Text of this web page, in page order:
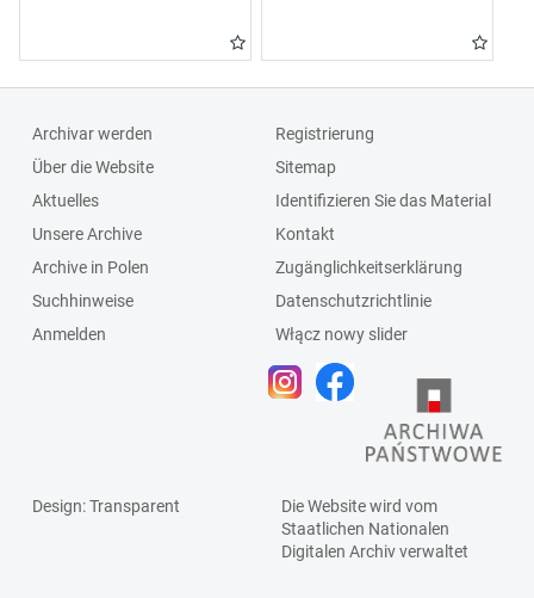
Archivar werden
Über die Website
Aktuelles
Unsere Archive
Archive in Polen
Suchhinweise
Anmelden
Registrierung
Sitemap
Identifizieren Sie das Material
Kontakt
Zugänglichkeitserklärung
Datenschutzrichtlinie
Włącz nowy slider
Design: Transparent
Die Website wird vom
Staatlichen Nationalen
Digitalen Archivverwaltet